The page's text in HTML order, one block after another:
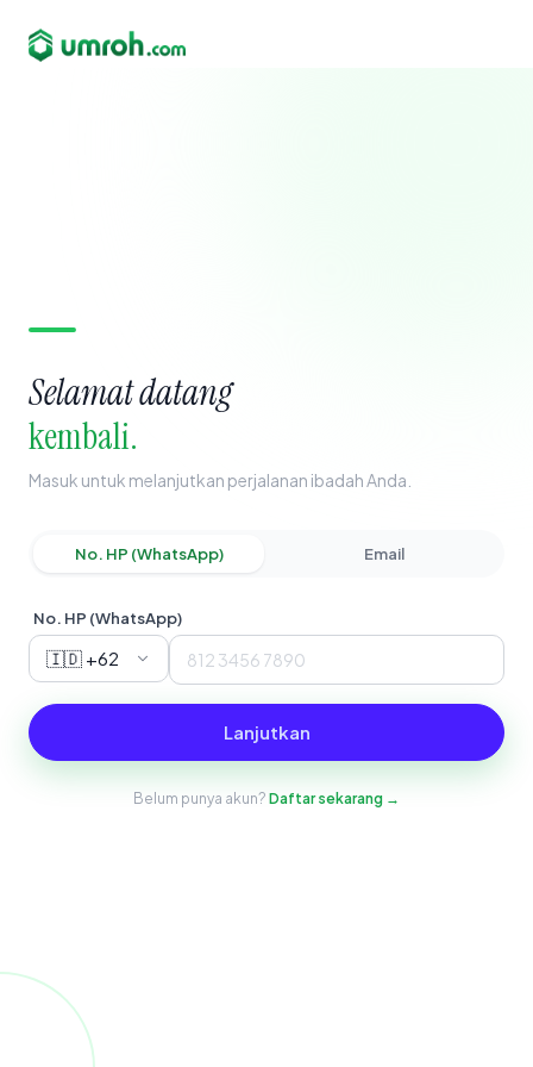
Selamat datang
kembali.
Masuk untuk melanjutkan perjalanan ibadah Anda.
No. HP (WhatsApp) Email
No. HP (WhatsApp)
🇮🇩 +62
Lanjutkan
Belum punya akun? Daftar sekarang →